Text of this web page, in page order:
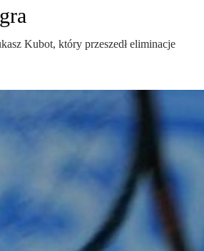
Kubot, który przeszedł eliminacje